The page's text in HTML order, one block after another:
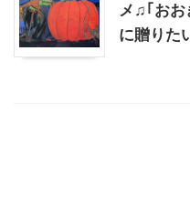
メ♫｢お
に贈りた